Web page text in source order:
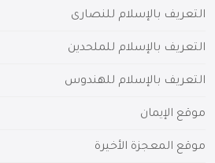
التعريف بالإسلام للنصارى
التعريف بالإسلام للملحدين
التعريف بالإسلام للهندوس
موقع الإيمان
موقع المعجزة الأخيرة